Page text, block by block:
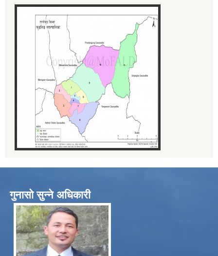
गुनासो सुन्ने अधिकारी